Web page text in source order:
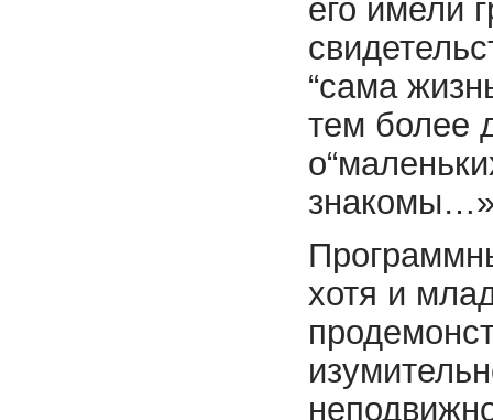
его имели
“сама
тем более
хотя и